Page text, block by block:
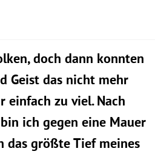
doch dann konnten
Geist das nicht mehr
einfach zu viel. Nach
ich gegen eine Mauer
das größte Tief meines